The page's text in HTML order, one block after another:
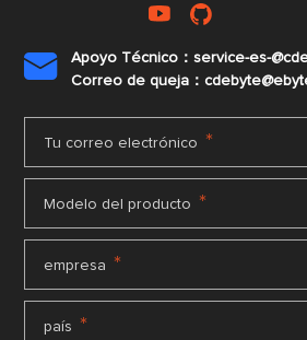

Apoyo Técnico：service-es-
Correo de queja：
Tu correo electrónico *
Modelo del producto *
empresa *
país *